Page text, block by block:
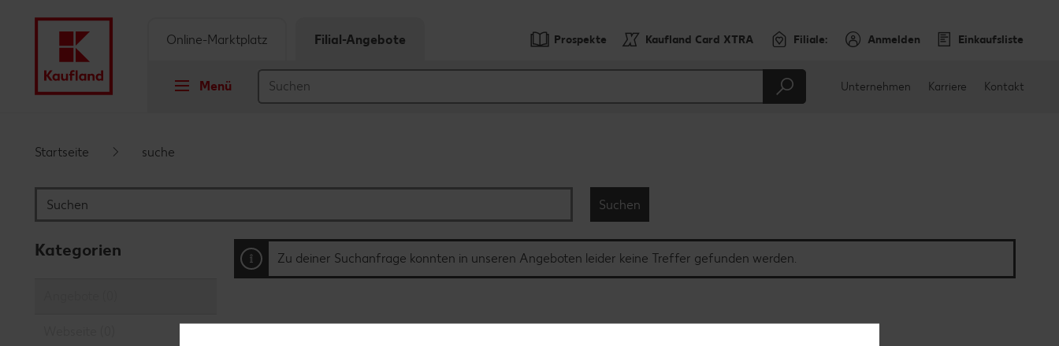
Footer
Schwebender Seitenbereich
Prospekte Kaufland Card XTRA Filiale: Anmelden Einkaufsliste
Menü
Online-Marktplatz Filial-Angebote
Unternehmen Karriere Kontakt
Startseite suche
Suchen Suchen
Kategorien Zu deiner Suchanfrage konnten in unseren Angeboten leider keine Treffer gefunden werden.